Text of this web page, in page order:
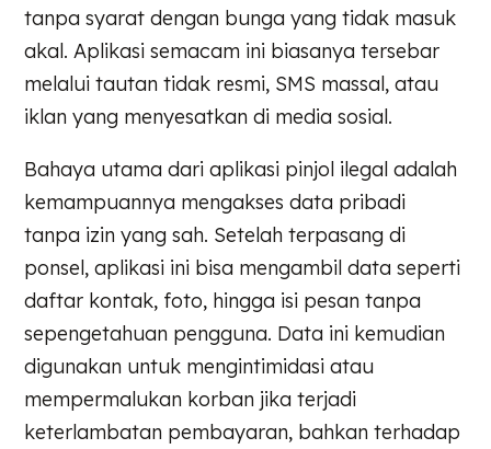
tanpa syarat dengan bunga yang tidak masuk
akal. Aplikasi semacam ini biasanya tersebar
melalui tautan tidak resmi, SMS massal, atau
iklan yang menyesatkan di media sosial.
Bahaya utama dari aplikasi pinjol ilegal adalah
kemampuannya mengakses data pribadi
tanpa izin yang sah. Setelah terpasang di
ponsel, aplikasi ini bisa mengambil data seperti
daftar kontak, foto, hingga isi pesan tanpa
sepengetahuan pengguna. Data ini kemudian
digunakan untuk mengintimidasi atau
mempermalukan korban jika terjadi
keterlambatan pembayaran, bahkan terhadap